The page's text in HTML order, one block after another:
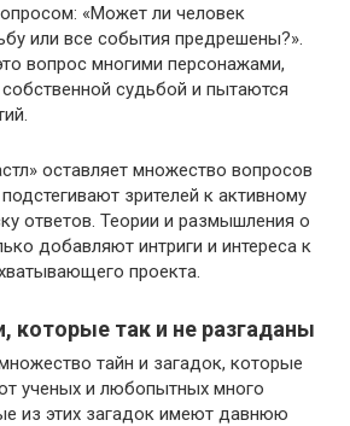
«Может ли человек
или все события предрешены?».
вопрос многими персонажами,
судьбой и пытаются
оставляет множество вопросов
зрителей к активному
ответов. Теории и размышления о
добавляют интриги и интереса к
проекта.
которые так и не разгаданы
тайн и загадок, которые
ученых и любопытных много
из этих загадок имеют давнюю